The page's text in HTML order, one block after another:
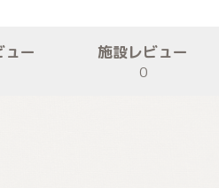
ュー 施設レビュー
0